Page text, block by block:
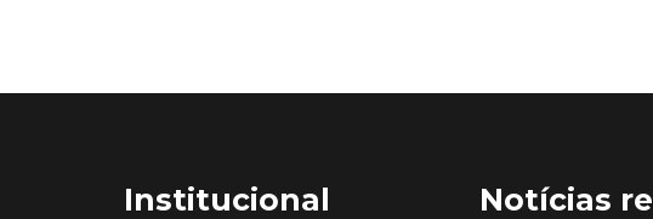
Institucional Notícias